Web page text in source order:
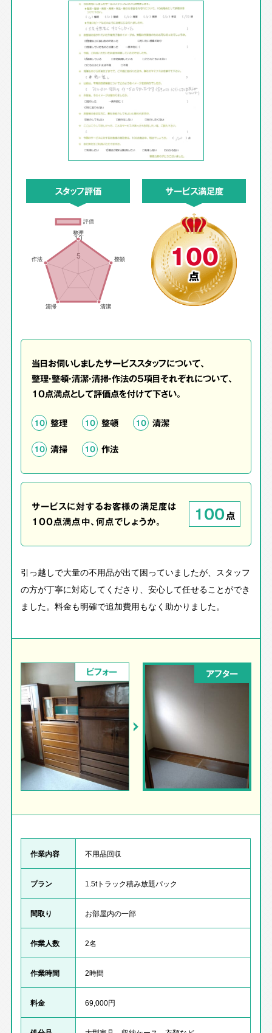
スタッフ評価 サービス満足度
100
点
当日お伺いしましたサービススタッフについて、
整理・整頓・清潔・清掃・作法の5項目それぞれについて、
10点満点として評価点を付けて下さい。
10 整理 10 整頓 10 清潔
10 清掃 10 作法
サービスに対するお客様の満足度は
100点満点中、何点でしょうか。
100点
引っ越しで大量の不用品が出て困っていましたが、スタッフ
の方が丁寧に対応してくださり、安心して任せることができ
ました。料金も明確で追加費用もなく助かりました。
ビフォー アフター
作業内容 不用品回収
プラン 1.5tトラック積み放題パック
間取り お部屋内の一部
作業人数 2名
作業時間 2時間
料金 69,000円